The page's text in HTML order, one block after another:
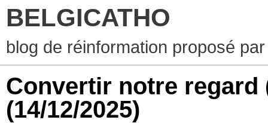
BELGICATHO
blog de réinformation proposé
Convertir notre regard
(14/12/2025)